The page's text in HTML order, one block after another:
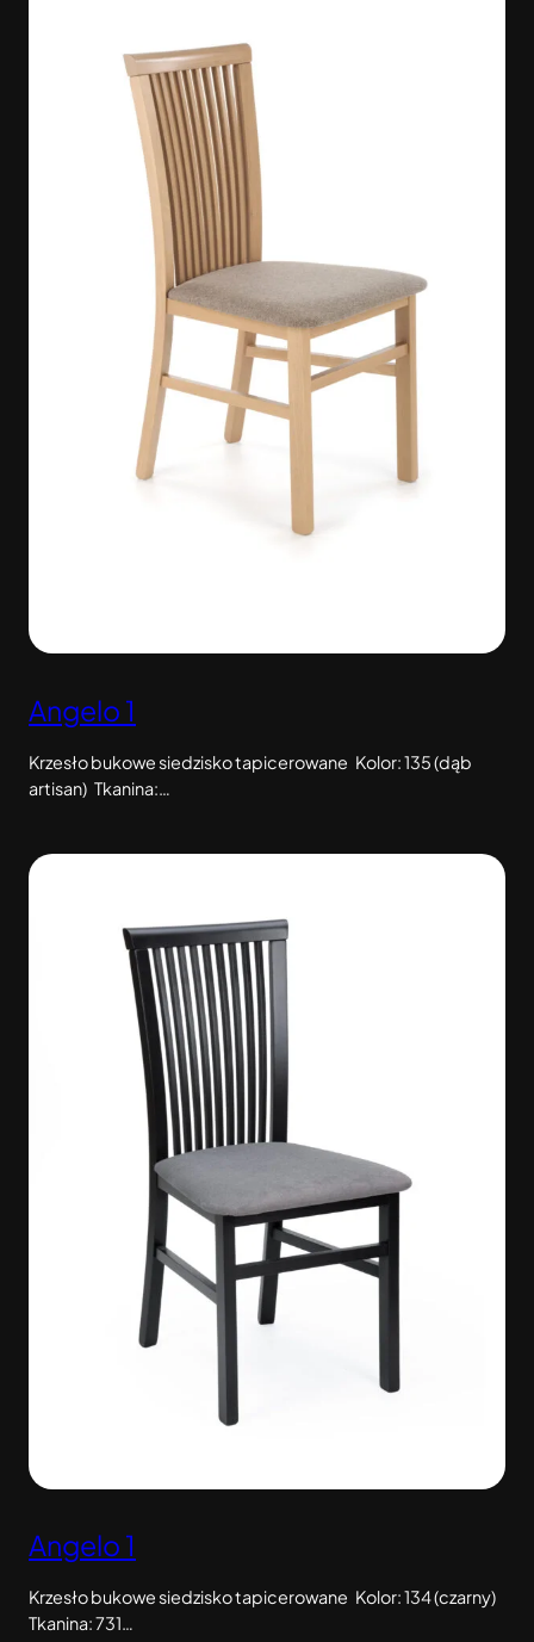
Angelo 1
Krzesło bukowe siedzisko tapicerowane Kolor: 135 (dąb
artisan) Tkanina:…
Angelo 1
Krzesło bukowe siedzisko tapicerowane Kolor: 134 (czarny)
Tkanina: 731…